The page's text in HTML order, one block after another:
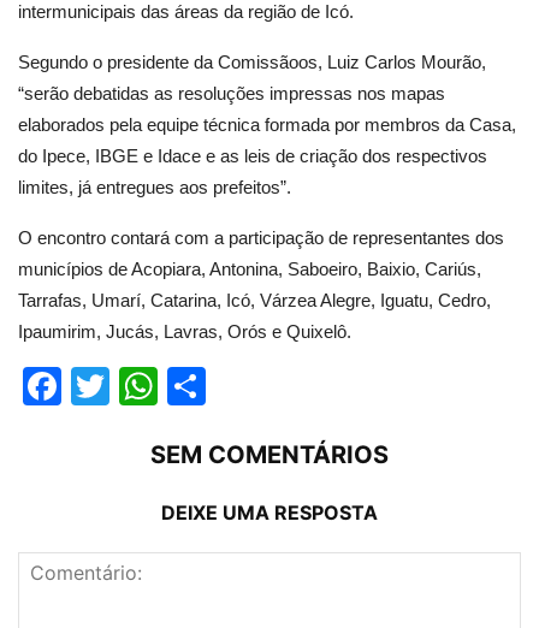
intermunicipais das áreas da região de Icó.
Segundo o presidente da Comissãoos, Luiz Carlos Mourão,
“serão debatidas as resoluções impressas nos mapas
elaborados pela equipe técnica formada por membros da Casa,
do Ipece, IBGE e Idace e as leis de criação dos respectivos
limites, já entregues aos prefeitos”.
O encontro contará com a participação de representantes dos
municípios de Acopiara, Antonina, Saboeiro, Baixio, Cariús,
Tarrafas, Umarí, Catarina, Icó, Várzea Alegre, Iguatu, Cedro,
Ipaumirim, Jucás, Lavras, Orós e Quixelô.
Facebook
TwitterWhatsApp
SEM COMENTÁRIOS
DEIXE UMA RESPOSTA